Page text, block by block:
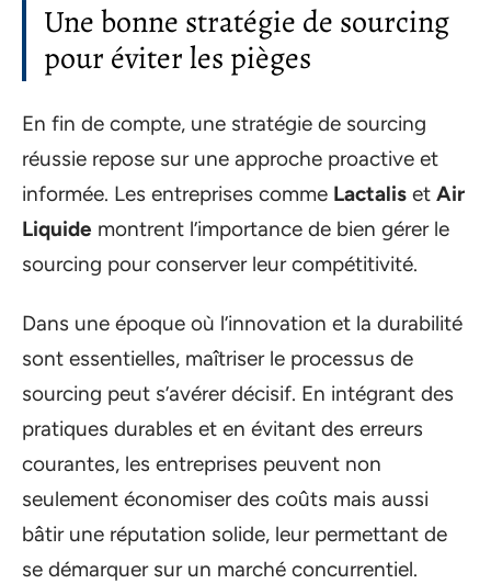
Une bonne stratégie de sourcing
pour éviter les pièges
En fin de compte, une stratégie de sourcing
réussie repose sur une approche proactive et
informée. Les entreprises comme Lactalis et Air
Liquide montrent l’importance de bien gérer le
sourcing pour conserver leur compétitivité.
Dans une époque où l’innovation et la durabilité
sont essentielles, maîtriser le processus de
sourcing peut s’avérer décisif. En intégrant des
pratiques durables et en évitant des erreurs
courantes, les entreprises peuvent non
seulement économiser des coûts mais aussi
bâtir une réputation solide, leur permettant de
se démarquer sur un marché concurrentiel.